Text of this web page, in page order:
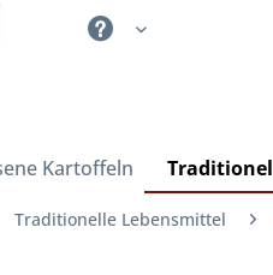
Kartoffeln
Traditionelle Lebensmittel